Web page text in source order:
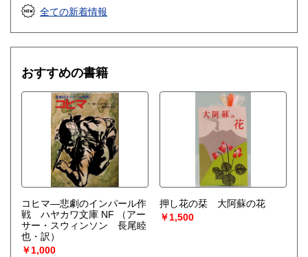
全ての新着情報
おすすめの書籍
コヒマ―悲劇のインパール作
戦 ハヤカワ文庫 NF
（アー
サー・スウィンソン 長尾睦
也・訳）
￥1,000
押し花の栞 大阿蘇の花
￥1,500